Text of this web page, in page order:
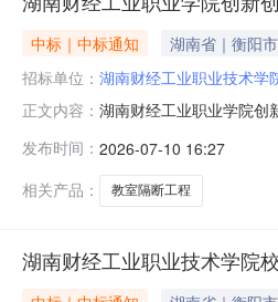
中标｜中标通知 湖南省｜衡阳
招标单位： 湖南财经工业职业技术学
正文内容： 湖南财经工业职业学院创
发布时间： 2026-07-10 16:27
相关产品：
教室隔断工程
湖南财经工业职业技术学院